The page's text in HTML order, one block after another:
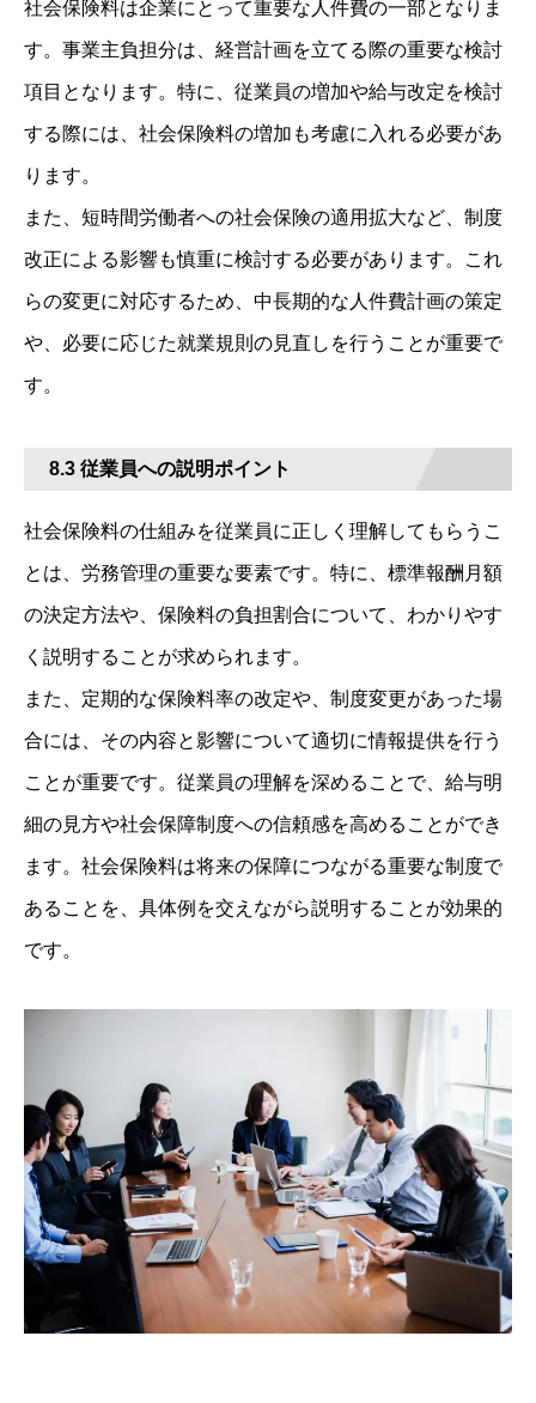
社会保険料は企業にとって重要な人件費の一部となりま
す。事業主負担分は、経営計画を立てる際の重要な検討
項目となります。特に、従業員の増加や給与改定を検討
する際には、社会保険料の増加も考慮に入れる必要があ
ります。
また、短時間労働者への社会保険の適用拡大など、制度
改正による影響も慎重に検討する必要があります。これ
らの変更に対応するため、中長期的な人件費計画の策定
や、必要に応じた就業規則の見直しを行うことが重要で
す。
8.3 従業員への説明ポイント
社会保険料の仕組みを従業員に正しく理解してもらうこ
とは、労務管理の重要な要素です。特に、標準報酬月額
の決定方法や、保険料の負担割合について、わかりやす
く説明することが求められます。
また、定期的な保険料率の改定や、制度変更があった場
合には、その内容と影響について適切に情報提供を行う
ことが重要です。従業員の理解を深めることで、給与明
細の見方や社会保障制度への信頼感を高めることができ
ます。社会保険料は将来の保障につながる重要な制度で
あることを、具体例を交えながら説明することが効果的
です。